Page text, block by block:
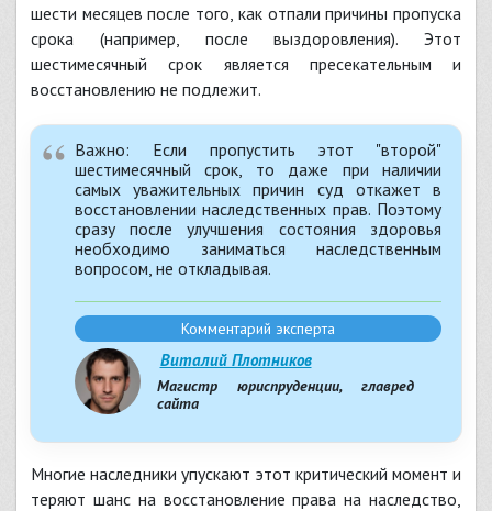
шести месяцев после того, как отпали причины пропуска
срока (например, после выздоровления). Этот
шестимесячный срок является пресекательным и
восстановлению не подлежит.
Важно: Если пропустить этот "второй"
шестимесячный срок, то даже при наличии
самых уважительных причин суд откажет в
восстановлении наследственных прав. Поэтому
сразу после улучшения состояния здоровья
необходимо заниматься наследственным
вопросом, не откладывая.
Виталий Плотников
Магистр юриспруденции, главред
сайта
Комментарий эксперта
Многие наследники упускают этот критический момент и
теряют шанс на восстановление права на наследство,